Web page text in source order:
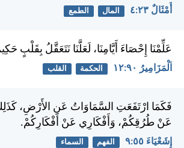
أَمْثَالٌ ٢٣:‏٤ المال الطمع
عَلِّمْنَا إِحْصَاءَ أَيَّامِنَا، لَعَلَّنَا نَتَعَقَّلُ بِقَلْبٍ
اَلْمَزَامِيرُ ٩٠:‏١٢ الحكمة القلب
فَكَمَا ارْتَفَعَتِ السَّمَاوَاتُ عَنِ الأَرْضِ،
عَنْ طُرُقِكُمْ، وَأَفْكَارِي عَنْ أَفْكَارِكُمْ.
إِشَعْيَاءَ ٥٥:‏٩ الفهم السماء